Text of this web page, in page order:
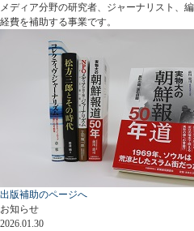
メディア分野の研究者、ジャーナリスト、
経費を補助する事業です。
出版補助のページへ
お知らせ
2026.01.30